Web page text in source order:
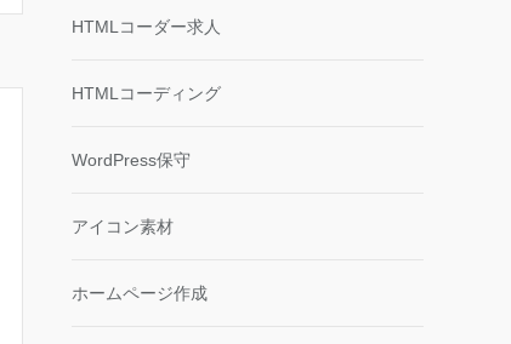
HTMLコーダー求人
HTMLコーディング
WordPress保守
アイコン素材
ホームページ作成